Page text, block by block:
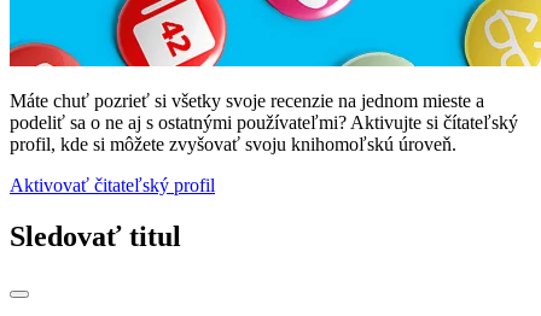
Máte chuť pozrieť si všetky svoje recenzie na jednom mieste a
podeliť sa o ne aj s ostatnými používateľmi? Aktivujte si čítateľský
profil, kde si môžete zvyšovať svoju knihomoľskú úroveň.
Aktivovať čitateľský profil
Sledovať titul